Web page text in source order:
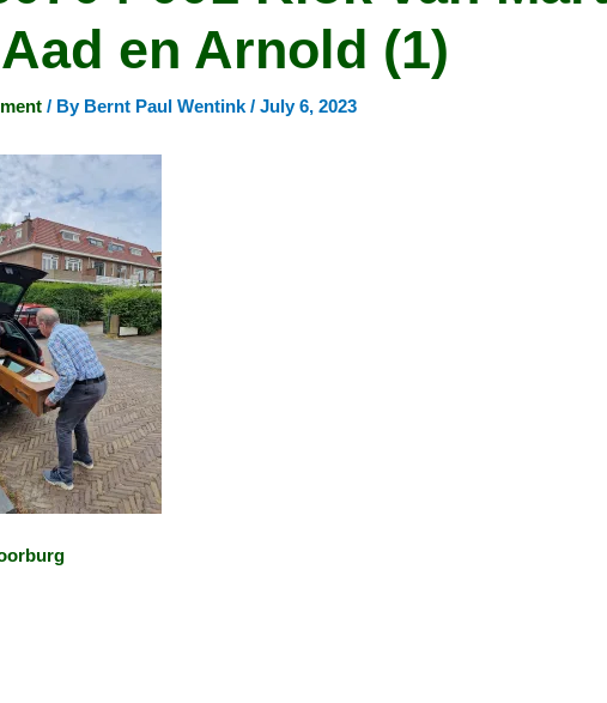
en Arnold (1)
/ By Bernt Paul Wentink/July 6, 2023